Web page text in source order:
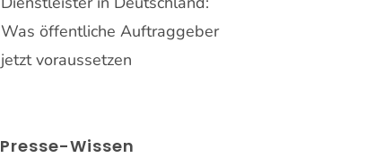
Was öffentliche Auftraggeber
jetzt voraussetzen
Presse-Wissen